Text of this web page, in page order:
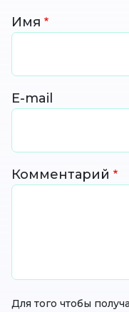
Имя
E-mail
Комментарий
Для того чтобы